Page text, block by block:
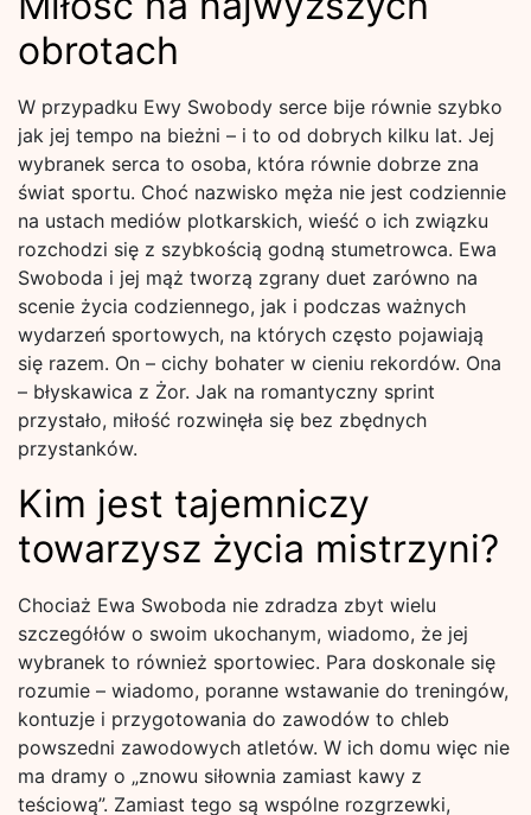
obrotach
W przypadku Ewy Swobody serce bije równie szybko
jak jej tempo na bieżni – i to od dobrych kilku lat. Jej
wybranek serca to osoba, która równie dobrze zna
świat sportu. Choć nazwisko męża nie jest codziennie
na ustach mediów plotkarskich, wieść o ich związku
rozchodzi się z szybkością godną stumetrowca. Ewa
Swoboda i jej mąż tworzą zgrany duet zarówno na
scenie życia codziennego, jak i podczas ważnych
wydarzeń sportowych, na których często pojawiają
się razem. On – cichy bohater w cieniu rekordów. Ona
– błyskawica z Żor. Jak na romantyczny sprint
przystało, miłość rozwinęła się bez zbędnych
przystanków.
Kim jest tajemniczy
towarzysz życia mistrzyni?
Chociaż Ewa Swoboda nie zdradza zbyt wielu
szczegółów o swoim ukochanym, wiadomo, że jej
wybranek to również sportowiec. Para doskonale się
rozumie – wiadomo, poranne wstawanie do treningów,
kontuzje i przygotowania do zawodów to chleb
powszedni zawodowych atletów. W ich domu więc nie
ma dramy o „znowu siłownia zamiast kawy z
teściową”. Zamiast tego są wspólne rozgrzewki,